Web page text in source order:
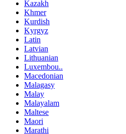
Kazakh
Khmer
Kurdish
Kyrgyz
Latin
Latvian
Lithuanian
Luxembou..
Macedonian
Malagasy
Malay
Malayalam
Maltese
Maori
Marathi